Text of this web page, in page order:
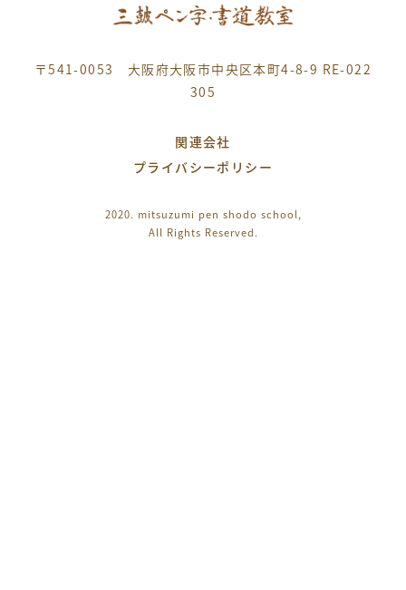
〒541-0053 大阪府大阪市中央区本町4-8-9 RE-022
305
関連会社
プライバシーポリシー
2020. mitsuzumi pen shodo school,
All Rights Reserved.